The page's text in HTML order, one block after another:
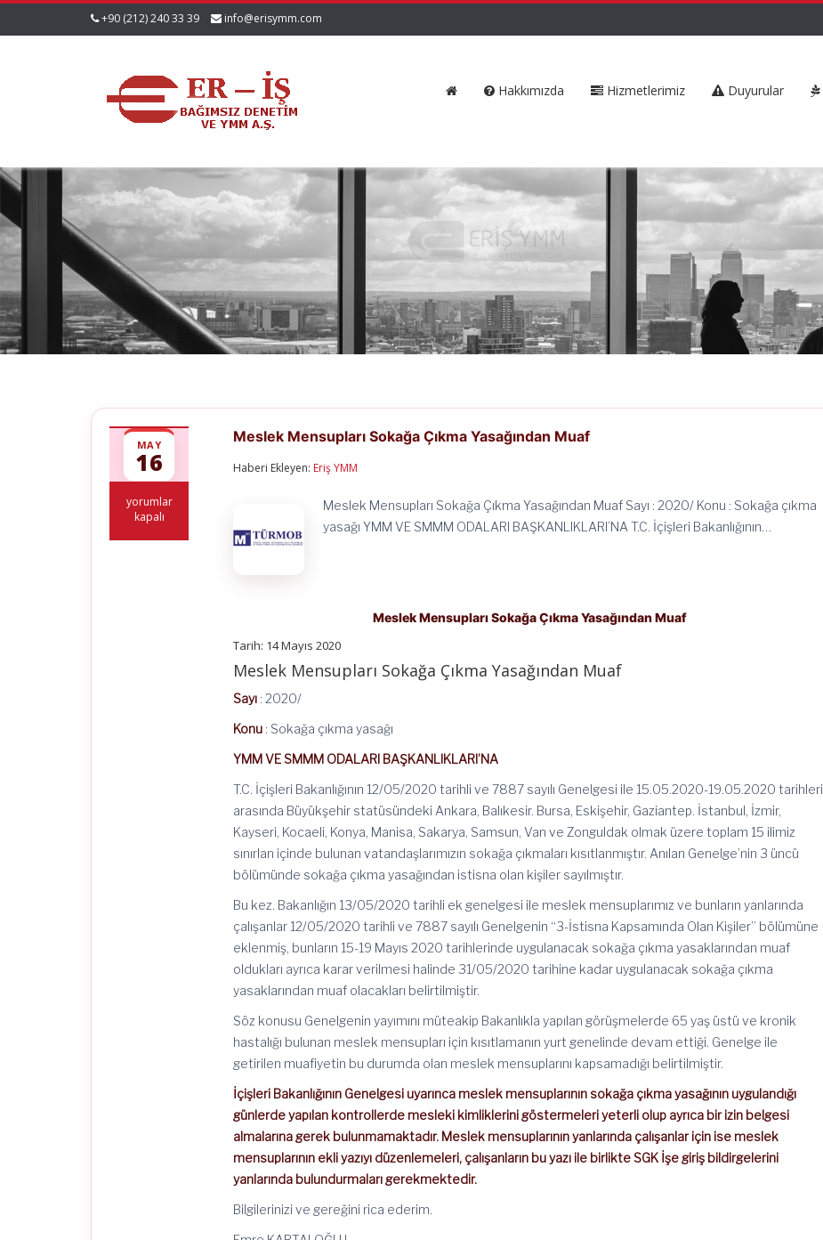
+90 (212) 240 33 39 info@erisymm.com
Hakkımızda Hizmetlerimiz Duyurular
MAY
16
Meslek
Mensupları
yorumlar
kapalı
Meslek Mensupları Sokağa Çıkma Yasağından Muaf
Haberi Ekleyen: Eriş YMM
Meslek Mensupları Sokağa Çıkma Yasağından Muaf Sayı : 2020/ Konu : Sokağa çıkma
yasağı YMM VE SMMM ODALARI BAŞKANLIKLARI’NA T.C. İçişleri Bakanlığının…
Meslek Mensupları Sokağa Çıkma Yasağından Muaf
Tarih: 14 Mayıs 2020
Meslek Mensupları Sokağa Çıkma Yasağından Muaf
Sayı : 2020/
Konu : Sokağa çıkma yasağı
YMM VE SMMM ODALARI BAŞKANLIKLARI’NA
T.C. İçişleri Bakanlığının 12/05/2020 tarihli ve 7887 sayılı Genelgesi ile 15.05.2020-19.05.2020 tarihleri
arasında Büyükşehir statüsündeki Ankara, Balıkesir. Bursa, Eskişehir, Gaziantep. İstanbul, İzmir,
Kayseri, Kocaeli, Konya, Manisa, Sakarya, Samsun, Van ve Zonguldak olmak üzere toplam 15 ilimiz
sınırlan içinde bulunan vatandaşlarımızın sokağa çıkmaları kısıtlanmıştır. Anılan Genelge’nin 3 üncü
bölümünde sokağa çıkma yasağından istisna olan kişiler sayılmıştır.
Bu kez. Bakanlığın 13/05/2020 tarihli ek genelgesi ile meslek mensuplarımız ve bunların yanlarında
çalışanlar 12/05/2020 tarihli ve 7887 sayılı Genelgenin “3-İstisna Kapsamında Olan Kişiler” bölümüne
eklenmiş, bunların 15-19 Mayıs 2020 tarihlerinde uygulanacak sokağa çıkma yasaklarından muaf
oldukları ayrıca karar verilmesi halinde 31/05/2020 tarihine kadar uygulanacak sokağa çıkma
yasaklarından muaf olacakları belirtilmiştir.
Söz konusu Genelgenin yayımını müteakip Bakanlıkla yapılan görüşmelerde 65 yaş üstü ve kronik
hastalığı bulunan meslek mensupları için kısıtlamanın yurt genelinde devam ettiği. Genelge ile
getirilen muafiyetin bu durumda olan meslek mensuplarını kapsamadığı belirtilmiştir.
İçişleri Bakanlığının Genelgesi uyarınca meslek mensuplarının sokağa çıkma yasağının uygulandığı
günlerde yapılan kontrollerde mesleki kimliklerini göstermeleri yeterli olup ayrıca bir izin belgesi
almalarına gerek bulunmamaktadır. Meslek mensuplarının yanlarında çalışanlar için ise meslek
mensuplarının ekli yazıyı düzenlemeleri, çalışanların bu yazı ile birlikte SGK İşe giriş bildirgelerini
yanlarında bulundurmaları gerekmektedir.
Bilgilerinizi ve gereğini rica ederim.